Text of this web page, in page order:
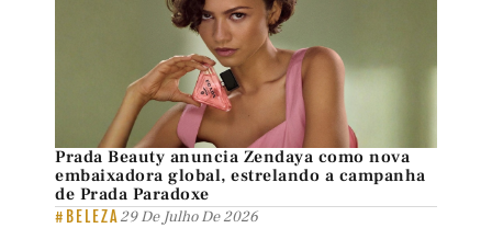
Prada Beauty anuncia Zendaya como nova
embaixadora global, estrelando a campanha
de Prada Paradoxe
#BELEZA29 De Julho De 2026